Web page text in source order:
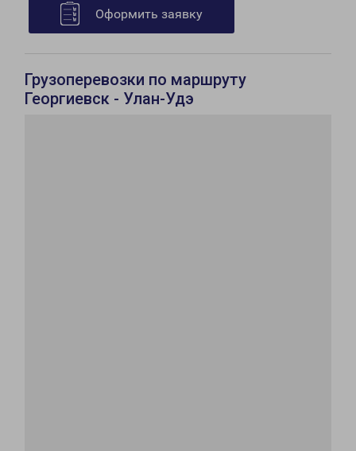
Оформить заявку
Грузоперевозки по маршруту
Георгиевск - Улан-Удэ